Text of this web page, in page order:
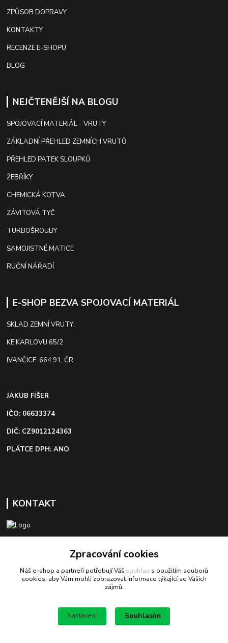
ZPŮSOB DOPRAVY
KONTAKTY
RECENZE E-SHOPU
BLOG
NEJČTENĚJŠÍ NA BLOGU
SPOJOVACÍ MATERIÁL - VRUTY
ZÁKLADNÍ PŘEHLED ZEMNÍCH VRUTŮ
PŘEHLED PATEK SLOUPKŮ
ŽEBŘÍKY
CHEMICKÁ KOTVA
ZÁVITOVÁ TYČ
TURBOŠROUBY
SAMOJISTNÉ MATICE
RUČNÍ NÁŘADÍ
E-SHOP BEZVA SPOJOVACÍ MATERIÁL
SKLAD ZEMNÍ VRUTY:
KE KARLOVU 65/2
IVANČICE, 664 91, ČR
JAKUB FIŠER
IČO: 06633374
DIČ: CZ9012124363
PLÁTCE DPH: ANO
KONTAKT
+420 603 418 822
odbyt@bezva-spojovacimaterial.cz
Zpracování cookies
Náš e-shop a partneři potřebují Váš souhlas s použitím souborů
cookies, aby Vám mohli zobrazovat informace týkající se Vašich
zájmů.
Nastavení Souhlasím